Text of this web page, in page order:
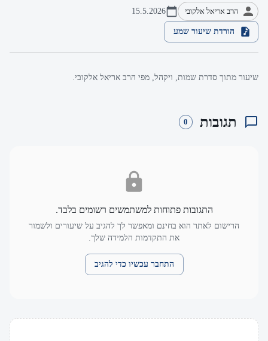
הרב אריאל אלקובי 15.5.2026
הורדת שיעור שמע
שיעור מתוך סדרת שמות, ויקהל, מפי הרב אריאל אלקובי.
תגובות 0
התגובות פתוחות למשתמשים רשומים בלבד.
הרישום לאתר הוא בחינם ומאפשר לך להגיב על שיעורים ולשמור
את התקדמות הלמידה שלך.
התחבר עכשיו כדי להגיב